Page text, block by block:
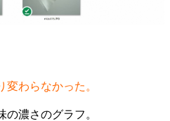
わらなかった。
の濃さのグラフ。